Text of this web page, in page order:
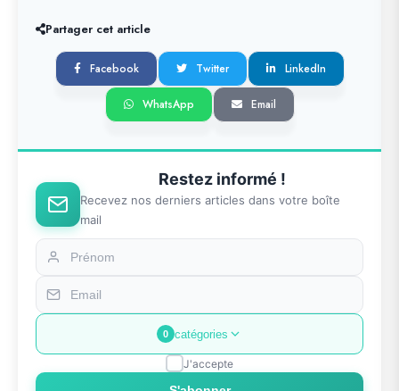
Partager cet article
Facebook Twitter LinkedIn
WhatsApp Email
Restez informé !
Recevez nos derniers articles dans votre boîte
mail
0 catégories
J'accepte